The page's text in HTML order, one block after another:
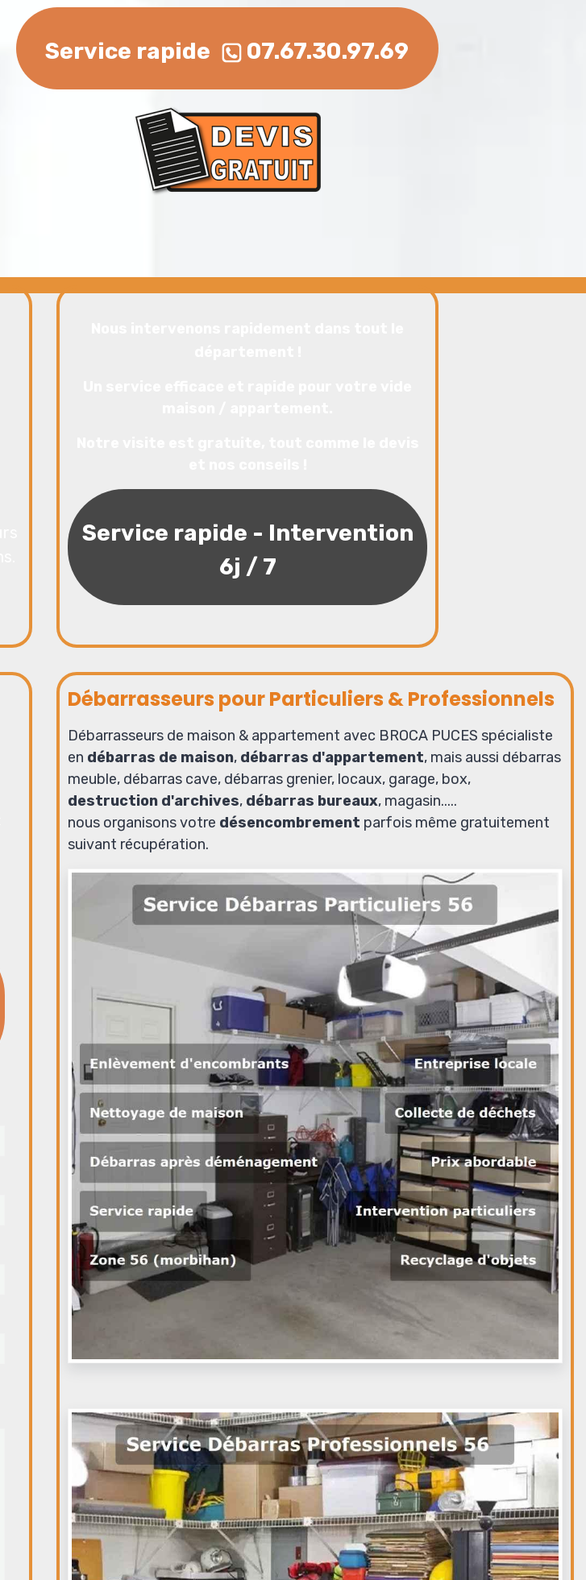
Service rapide 07.67.30.97.69
Service rapide - Intervention
6j / 7
Débarrasseurs pour Particuliers & Professionnels
Débarrasseurs de maison & appartement avec BROCA PUCES spécialiste
en débarras de maison, débarras d'appartement, mais aussi débarras
meuble, débarras cave, débarras grenier, locaux, garage, box,
destruction d'archives, débarras bureaux, magasin.....
nous organisons votre désencombrement parfois même gratuitement
suivant récupération.